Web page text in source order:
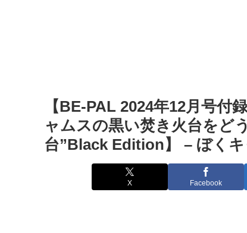
【BE-PAL 2024年12月号
ャムスの黒い焚き火台をど
台”Black Edition】 – ぼく
X Facebook